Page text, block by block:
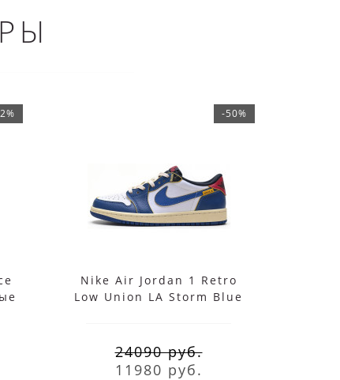
-50%
Nike Air Jordan 1 Retro
Low Union LA Storm Blue
24090 руб.
11980 руб.